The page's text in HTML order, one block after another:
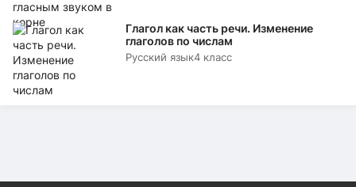
Глагол как часть речи. Изменение
глаголов по числам
Русский язык4 класс